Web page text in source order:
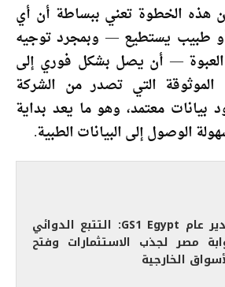
هذه الخطوة تعني ببساطة أن أي
طبيب يستطيع — وبمجرد توجيه
العبوة — أن يصل بشكل فوري إلى
الموثوقة التي تصدر من الشركة
بيانات معتمد، وهو ما يعد بداية
الوصول إلى البيانات الطبية.
مدير عام GS1 Egypt: التتبع الدوائي
مصر لجذب الاستثمارات وفتح
الخارجية